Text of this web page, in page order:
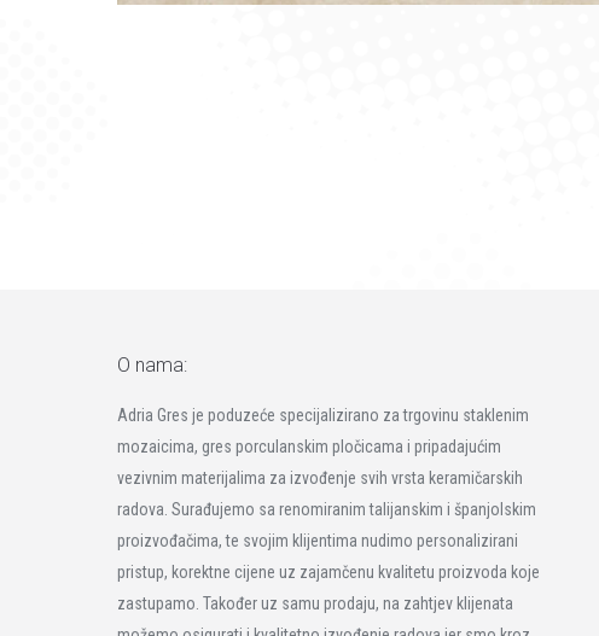
O nama:
Adria Gres je poduzeće specijalizirano za trgovinu staklenim
mozaicima, gres porculanskim pločicama i pripadajućim
vezivnim materijalima za izvođenje svih vrsta keramičarskih
radova. Surađujemo sa renomiranim talijanskim i španjolskim
proizvođačima, te svojim klijentima nudimo personalizirani
pristup, korektne cijene uz zajamčenu kvalitetu proizvoda koje
zastupamo. Također uz samu prodaju, na zahtjev klijenata